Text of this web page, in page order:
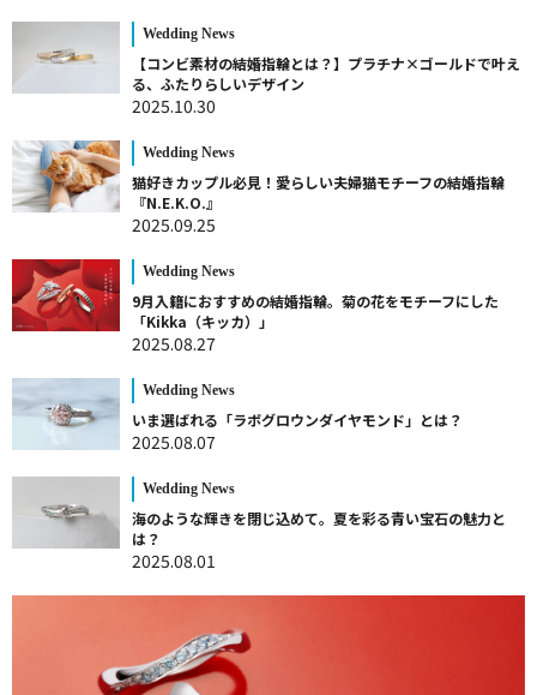
Wedding News
【コンビ素材の結婚指輪とは？】プラチナ×ゴールドで叶え
る、ふたりらしいデザイン
2025.10.30
Wedding News
猫好きカップル必見！愛らしい夫婦猫モチーフの結婚指輪
『N.E.K.O.』
2025.09.25
Wedding News
9月入籍におすすめの結婚指輪。菊の花をモチーフにした
「Kikka（キッカ）」
2025.08.27
Wedding News
いま選ばれる「ラボグロウンダイヤモンド」とは？
2025.08.07
Wedding News
海のような輝きを閉じ込めて。夏を彩る青い宝石の魅力と
は？
2025.08.01